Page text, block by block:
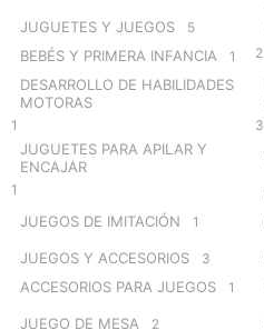
JUGUETES Y JUEGOS 5
BEBÉS Y PRIMERA INFANCIA 1
DESARROLLO DE HABILIDADES
MOTORAS
1
JUGUETES PARA APILAR Y
ENCAJAR
1
JUEGOS DE IMITACIÓN 1
JUEGOS Y ACCESORIOS 3
ACCESORIOS PARA JUEGOS 1
JUEGO DE MESA 2
2
3